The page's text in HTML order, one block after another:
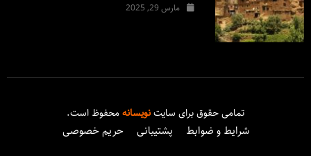
مارس 29, 2025
تمامی حقوق برای سایتنویسانهمحفوظ است.
شرایط و ضوابط پشتیبانی حریم خصوصی